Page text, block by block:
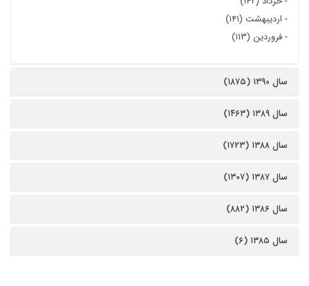
- اردیبهشت (۱۴۱)
-فروردین (۱۱۳)
سال ۱۳۹۰ (۱۸۷۵)
سال ۱۳۸۹ (۱۴۶۳)
سال ۱۳۸۸ (۱۷۲۳)
سال ۱۳۸۷ (۱۳۰۷)
سال ۱۳۸۶ (۸۸۲)
سال ۱۳۸۵ (۶)